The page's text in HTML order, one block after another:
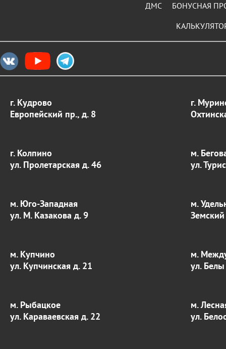
БОНУСНАЯ
ДМС
г. Кудрово
Европейский пр., д. 8
г.
г. Колпино
ул. Пролетарская д. 46
м.
ул.
м. Юго-Западная
ул. М. Казакова д. 9
м.
м. Купчино
ул. Купчинская д. 21
м.
ул.
м. Рыбацкое
ул. Караваевская д. 22
м.
ул.